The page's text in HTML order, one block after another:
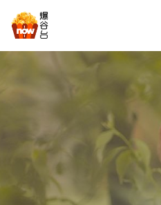
搜尋
全部類型
喜劇
愛情
驚慄
科幻